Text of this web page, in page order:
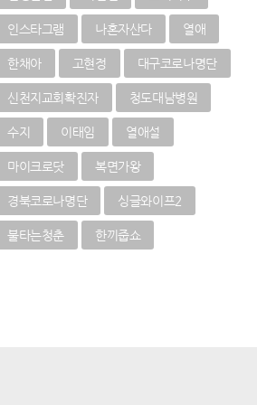
인스타그램 나혼자산다 열애
한채아 고현정 대구코로나명단
신천지교회확진자 청도대남병원
수지 이태임 열애설
마이크로닷 복면가왕
경북코로나명단 싱글와이프2
불타는청춘 한끼줍쇼